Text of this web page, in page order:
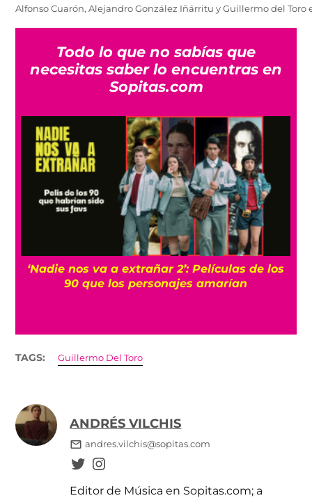
Alfonso Cuarón, Alejandro González Iñárritu y Guillermo del Toro
Todo lo que no sabías que
necesitas saber lo encuentras en
Sopitas.com
‘Nadie nos va a extrañar 2’: Películas de los
90 que los personajes amarían
TAGS: Guillermo Del Toro
ANDRÉS VILCHIS
andres.vilchis@sopitas.com
Editor de Música en Sopitas.com; a